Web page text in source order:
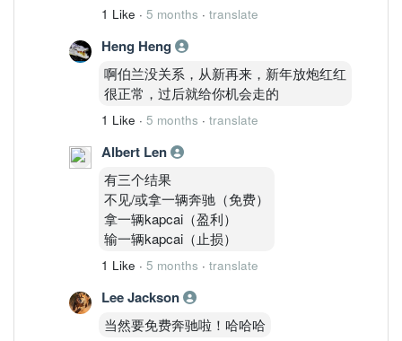
1 Like · 5 months · translate
Heng Heng
啊伯兰没关系，从新再来，新年放炮红红
很正常，过后就给你机会走的
1 Like · 5 months · translate
Albert Len
有三个结果
不见/或拿一辆奔驰（免费）
拿一辆kapcai（盈利）
输一辆kapcai（止损）
1 Like · 5 months · translate
Lee Jackson
当然要免费奔驰啦！哈哈哈